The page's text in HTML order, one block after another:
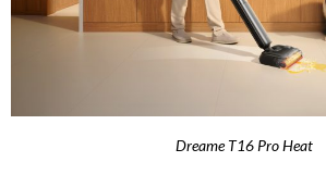
Dreame T16 Pro Heat